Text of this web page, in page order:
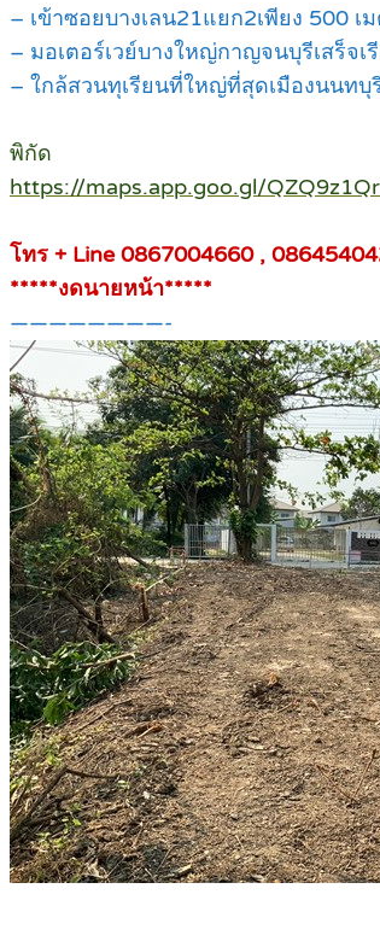
– เข้าซอยบางเลน21แยก2เพียง 500 เ
– มอเตอร์เวย์บางใหญ่กาญจนบุรีเสร็จ
– ใกล้สวนทุเรียนที่ใหญ่ที่สุดเมืองนนทบุ
พิกัด
https://maps.app.goo.gl/
โทร + Line 0867004660 ,
*****งดนายหน้า*****
————————-